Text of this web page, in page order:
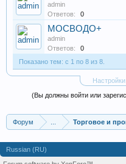
admin
Ответов:
0
МОСВОДО+
admin
Ответов:
0
Показано тем: с 1 по 8 из 8.
(Вы должны войти или
Форум Торговое и
Russian (RU)